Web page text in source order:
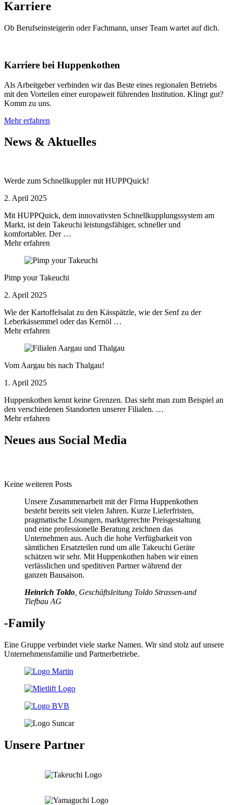
Karriere
Ob Berufseinsteigerin oder Fachmann, unser Team wartet auf dich.
Karriere bei Huppenkothen
Als Arbeitgeber verbinden wir das Beste eines regionalen Betriebs
mit den Vorteilen einer europaweit führenden Institution. Klingt gut?
Komm zu uns.
Mehr erfahren
News & Aktuelles
Werde zum Schnellkuppler mit HUPPQuick!
2. April 2025
Mit HUPPQuick, dem innovativsten Schnell­kupplungs­system am
Markt, ist dein Takeuchi leistungsfähiger, schneller und
komfortabler. Der …
Mehr erfahren
Pimp your Takeuchi
2. April 2025
Wie der Kartoffelsalat zu den Kässpätzle, wie der Senf zu der
Leberkässemmel oder das Kernöl …
Mehr erfahren
Vom Aargau bis nach Thalgau!
1. April 2025
Huppenkothen kennt keine Grenzen. Das sieht man zum Beispiel an
den verschiedenen Standorten unserer Filialen. …
Mehr erfahren
Neues aus Social Media
Keine weiteren Posts
Unsere Zusammenarbeit mit der Firma Huppenkothen
besteht bereits seit vielen Jahren. Kurze Lieferfristen,
pragmatische Lösungen, marktgerechte Preisgestaltung
und eine professionelle Beratung zeichnen das
Unternehmen aus. Auch die hohe Verfügbarkeit von
sämtlichen Ersatzteilen rund um alle Takeuchi Geräte
schätzen wir sehr. Mit Huppenkothen haben wir einen
verlässlichen und speditiven Partner während der
ganzen Bausaison.
Heinrich Toldo , Geschäftsleitung Toldo Strassen-und
Tiefbau AG
-Family
Eine Gruppe verbindet viele starke Namen. Wir sind stolz auf unsere
Unternehmensfamilie und Partnerbetriebe.
Unsere Partner